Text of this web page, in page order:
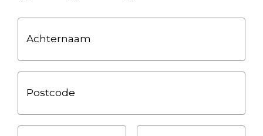
Achternaam
Postcode